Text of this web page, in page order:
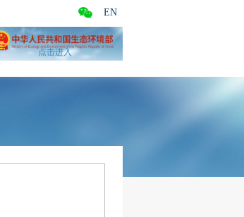
EN
点击进入